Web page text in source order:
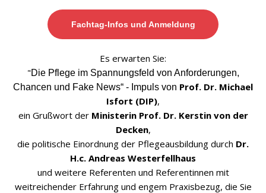
Fachtag-Infos und Anmeldung
Es erwarten Sie:
"Die Pflege im Spannungsfeld von Anforderungen,
Chancen und Fake News“ - Impuls von Prof. Dr. Michael
Isfort (DIP),
ein Grußwort der Ministerin Prof. Dr. Kerstin von der
Decken,
die politische Einordnung der Pflegeausbildung durch Dr.
H.c. Andreas Westerfellhaus
und weitere Referenten und Referentinnen mit
weitreichender Erfahrung und engem Praxisbezug, die Sie